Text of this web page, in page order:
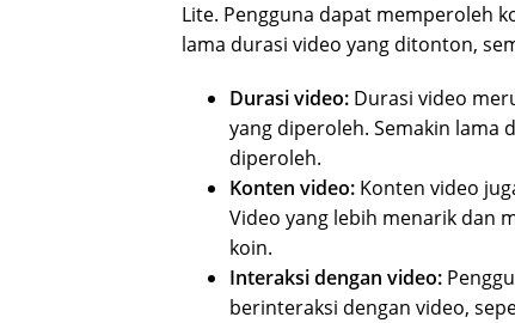
Lite. Pengguna dapat memperoleh
lama durasi video yang ditonton,
Durasi video: Durasi video
yang diperoleh. Semakin lama
diperoleh.
Konten video: Konten video
Video yang lebih menarik dan
koin.
Interaksi dengan video:
berinteraksi dengan video,